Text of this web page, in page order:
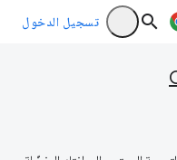
تسجيل الدخول